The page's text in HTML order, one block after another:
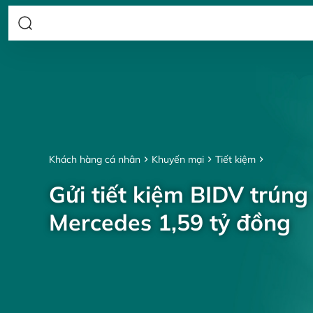
Khách hàng cá nhân Khuyến mại Tiết kiệm
Gửi tiết kiệm BIDV
Mercedes 1,59 tỷ đồng